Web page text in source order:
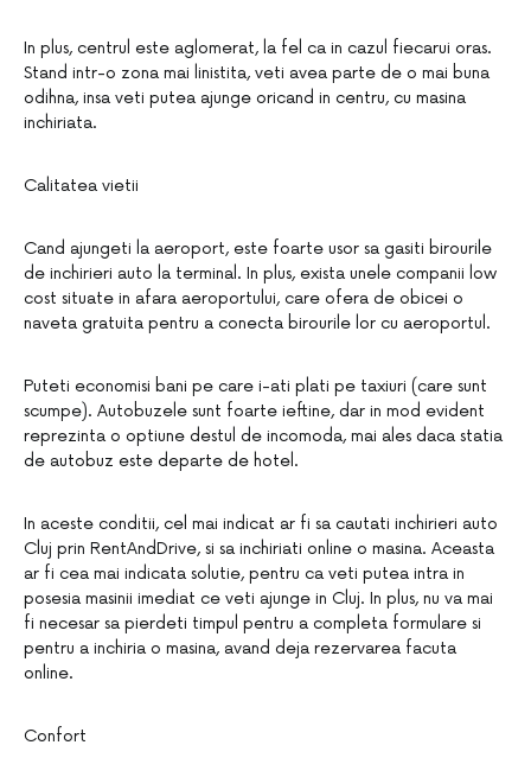
In plus, centrul este aglomerat, la fel ca in cazul fiecarui oras.
Stand intr-o zona mai linistita, veti avea parte de o mai buna
odihna, insa veti putea ajunge oricand in centru, cu masina
inchiriata.
Calitatea vietii
Cand ajungeti la aeroport, este foarte usor sa gasiti birourile
de inchirieri auto la terminal. In plus, exista unele companii low
cost situate in afara aeroportului, care ofera de obicei o
naveta gratuita pentru a conecta birourile lor cu aeroportul.
Puteti economisi bani pe care i-ati plati pe taxiuri (care sunt
scumpe). Autobuzele sunt foarte ieftine, dar in mod evident
reprezinta o optiune destul de incomoda, mai ales daca statia
de autobuz este departe de hotel.
In aceste conditii, cel mai indicat ar fi sa cautati inchirieri auto
Cluj prin RentAndDrive, si sa inchiriati online o masina. Aceasta
ar fi cea mai indicata solutie, pentru ca veti putea intra in
posesia masinii imediat ce veti ajunge in Cluj. In plus, nu va mai
fi necesar sa pierdeti timpul pentru a completa formulare si
pentru a inchiria o masina, avand deja rezervarea facuta
online.
Confort